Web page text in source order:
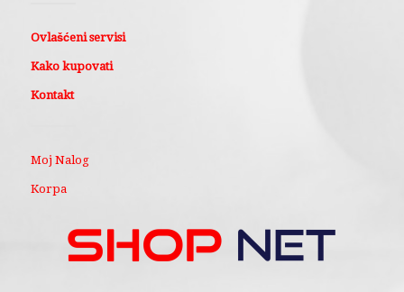
Ovlašćeni servisi
Kako kupovati
Kontakt
Moj Nalog
Korpa